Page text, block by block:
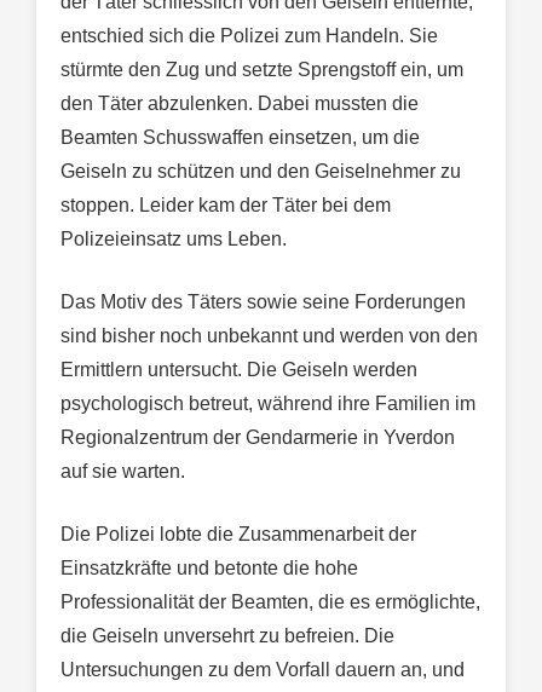
entschied sich die Polizei zum Handeln. Sie
stürmte den Zug und setzte Sprengstoff ein, um
den Täter abzulenken. Dabei mussten die
Beamten Schusswaffen einsetzen, um die
Geiseln zu schützen und den Geiselnehmer zu
stoppen. Leider kam der Täter bei dem
Polizeieinsatz ums Leben.
Das Motiv des Täters sowie seine Forderungen
sind bisher noch unbekannt und werden von den
Ermittlern untersucht. Die Geiseln werden
psychologisch betreut, während ihre Familien im
Regionalzentrum der Gendarmerie in Yverdon
auf sie warten.
Die Polizei lobte die Zusammenarbeit der
Einsatzkräfte und betonte die hohe
Professionalität der Beamten, die es ermöglichte,
die Geiseln unversehrt zu befreien. Die
Untersuchungen zu dem Vorfall dauern an, und